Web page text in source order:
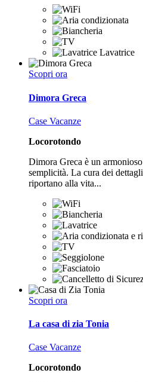
Lavatrice
Scopri ora
Dimora Greca
Case Vacanze
Locorotondo
Dimora Greca è un
semplicità. La cura dei
riportano alla vita...
Scopri ora
La casa di zia Tonia
Case Vacanze
Locorotondo